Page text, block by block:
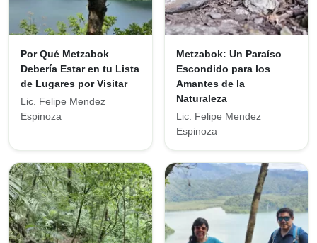
Por Qué Metzabok
Debería Estar en tu Lista
de Lugares por Visitar
Lic. Felipe Mendez
Espinoza
Metzabok: Un Paraíso
Escondido para los
Amantes de la
Naturaleza
Lic. Felipe Mendez
Espinoza